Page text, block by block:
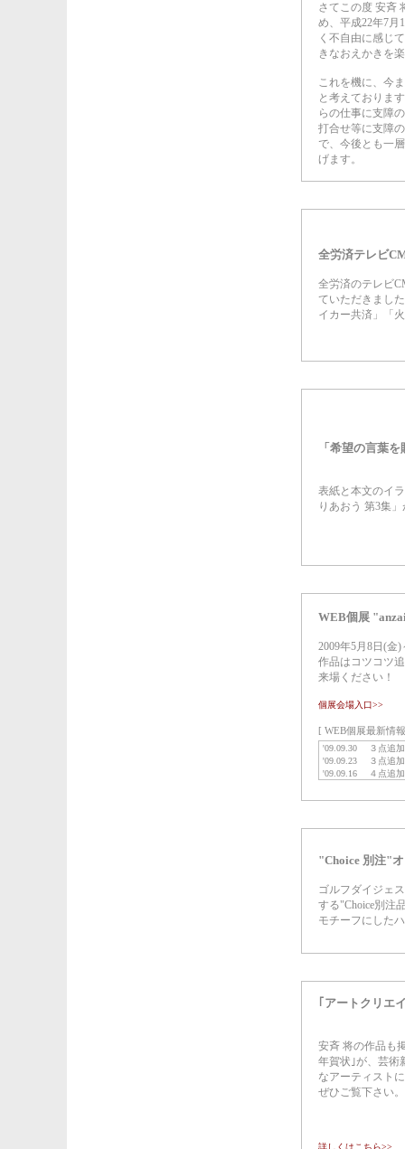
さてこの度 安斉
め、平成22年7月
く不自由に感じ
きなおえかきを
これを機に、今
と考えておりま
らの仕事に支障
打合せ等に支障
で、今後とも一
げます。
全労済テレビ
全労済のテレビ
ていただきまし
イカー共済」「
「希望の言葉
表紙と本文のイ
りあおう 第3集
WEB個展
2009年5月8日(金
作品はコツコツ
来場ください！
個展会場入口>>
[ WEB個展最新情
"Choice 別注"
ゴルフダイジェ
する"Choice別注
モチーフにした
｢アートクリエ
安斉 将の作品も
年賀状｣が、芸術
なアーティスト
ぜひご覧下さい。
詳しくはこちら>>